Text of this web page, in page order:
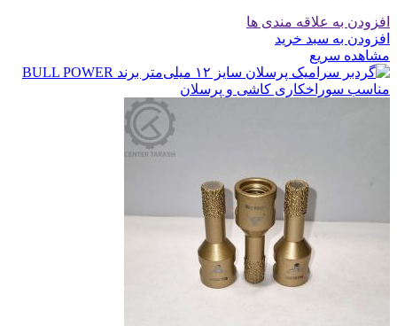
افزودن به علاقه مندی ها
افزودن به سبد خرید
مشاهده سریع